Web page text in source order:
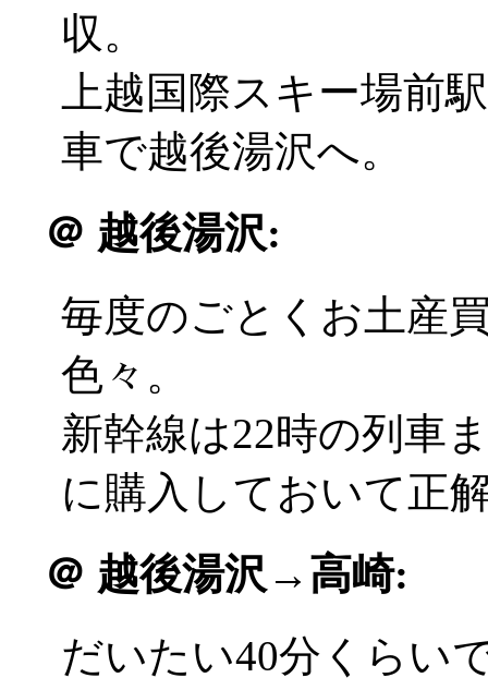
収。
上越国際スキー場前
車で越後湯沢へ。
＠ 越後湯沢:
毎度のごとくお土産
色々。
新幹線は22時の列車
に購入しておいて正
＠ 越後湯沢→高崎:
だいたい40分くらい